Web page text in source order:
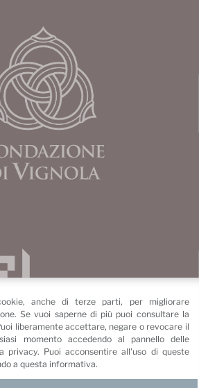
anche di terze parti, per migliorare
Se vuoi saperne di più puoi consultare la
liberamente accettare, negare o revocare il
momento accedendo al pannello delle
privacy. Puoi acconsentire all'uso di queste
a questa informativa.